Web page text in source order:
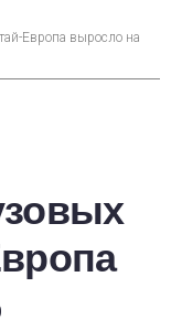
Европа выросло на